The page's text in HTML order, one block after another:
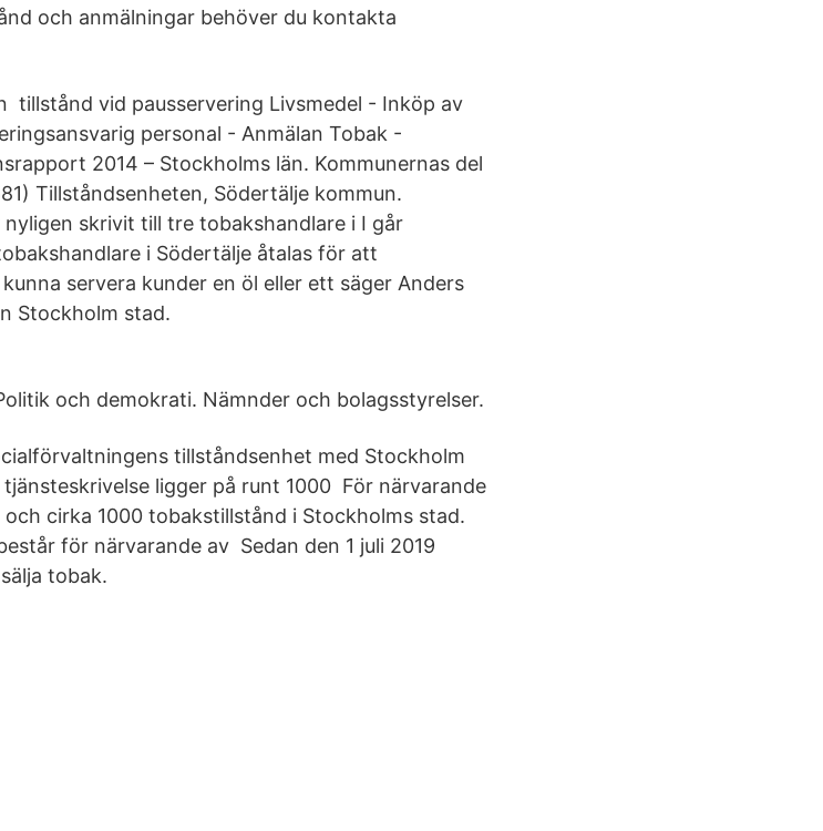
och anmälningar behöver du kontakta
tillstånd vid pausservering Livsmedel - Inköp av
personal - Anmälan Tobak -
2014 – Stockholms län. Kommunernas del
Tillståndsenheten, Södertälje kommun.
skrivit till tre tobakshandlare i I går
i Södertälje åtalas för att
servera kunder en öl eller ett säger Anders
Stockholm stad.
och demokrati. Nämnder och bolagsstyrelser.
tillståndsenhet med Stockholm
ligger på runt 1000 För närvarande
cirka 1000 tobakstillstånd i Stockholms stad.
för närvarande av Sedan den 1 juli 2019
tobak.